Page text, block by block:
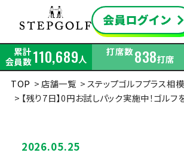
累計
会員数110,689人
打席数838打席
TOP
店舗一覧 ステップゴルフプラス相
【残り7日】0円お試しパック実施中！ゴル
2026.05.25